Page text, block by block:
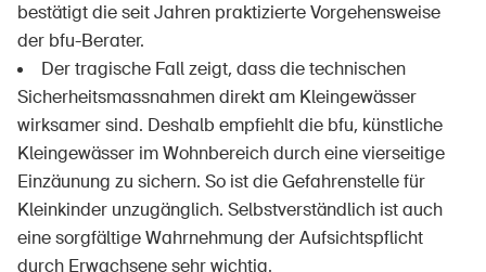
DE FR IT EN
Startseite
Newsletter abonnieren
bestätigt die seit Jahren praktizierte Vorgehensweise
der bfu-Berater.
Der tragische Fall zeigt, dass die technischen
Sicherheitsmassnahmen direkt am Kleingewässer
wirksamer sind. Deshalb empfiehlt die bfu, künstliche
Kleingewässer im Wohnbereich durch eine vierseitige
Einzäunung zu sichern. So ist die Gefahrenstelle für
Kleinkinder unzugänglich. Selbstverständlich ist auch
eine sorgfältige Wahrnehmung der Aufsichtspflicht
durch Erwachsene sehr wichtig.